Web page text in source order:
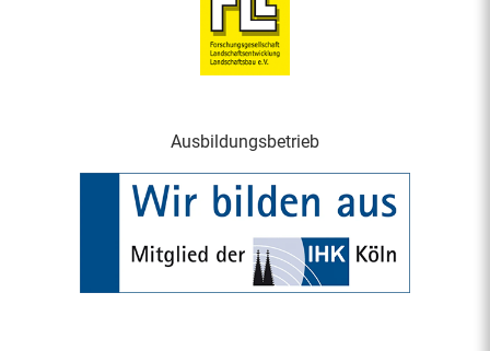
Ausbildungsbetrieb